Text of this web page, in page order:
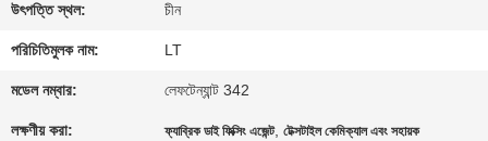
যোগাযোগ
করুন
উৎপত্তি স্থল: চীন
পরিচিতিমুলক নাম: LT
মডেল নম্বার: লেফটেন্যান্ট 342
লক্ষণীয় করা: ফ্যাব্রিক ডাই ফিক্সিং এজেন্ট,টেক্সটাইল কেমিক্যাল এবং সহায়ক